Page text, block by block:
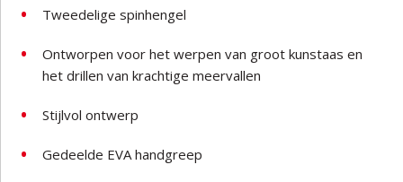
Tweedelige spinhengel
Ontworpen voor het werpen van groot kunstaas en
het drillen van krachtige meervallen
Stijlvol ontwerp
Gedeelde EVA handgreep